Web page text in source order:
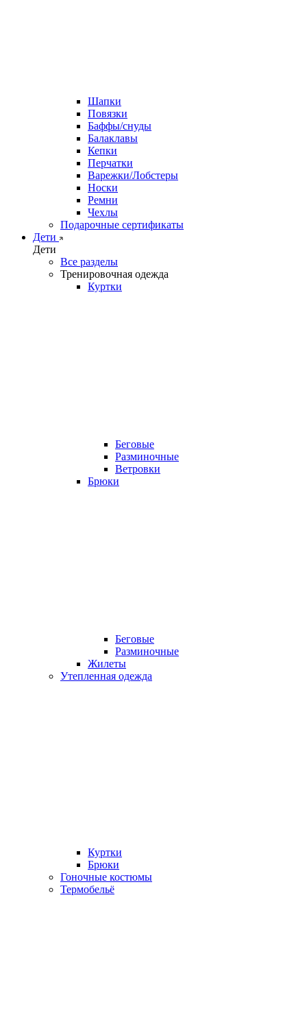
Шапки
Повязки
Баффы/снуды
Балаклавы
Кепки
Перчатки
Варежки/Лобстеры
Носки
Ремни
Чехлы
Подарочные сертификаты
Дети
Дети
Все разделы
Тренировочная одежда
Куртки
Беговые
Разминочные
Ветровки
Брюки
Беговые
Разминочные
Жилеты
Утепленная одежда
Куртки
Брюки
Гоночные костюмы
Термобельё